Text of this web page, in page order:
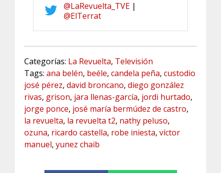
@LaRevuelta_TVE|
@ElTerrat
Categorías: La Revuelta, Televisión
Tags:ana belén, beéle,candela peña,custodio
josé pérez,david broncano,diego gonzález
rivas, grison, jara llenas-garcía, jordi hurtado,
jorge ponce, josé maría bermúdez de castro,
la revuelta, la revuelta t2, nathy peluso,
ozuna, ricardo castella, robe iniesta,víctor
manuel,yunez chaib